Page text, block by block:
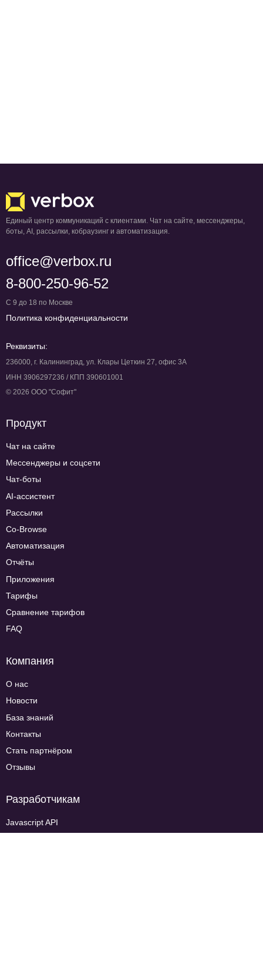
Единый центр коммуникаций с клиентами. Чат на сайте, мессенджеры,
боты, AI, рассылки, кобраузинг и автоматизация.
office@verbox.ru
8-800-250-96-52
С 9 до 18 по Москве
Политика конфиденциальности
Реквизиты:
236000, г. Калининград, ул. Клары Цеткин 27, офис 3А
ИНН 3906297236 / КПП 390601001
© 2026 ООО "Софит"
Продукт
Чат на сайте
Мессенджеры и соцсети
Чат-боты
AI-ассистент
Рассылки
Co-Browse
Автоматизация
Отчёты
Приложения
Тарифы
Сравнение тарифов
FAQ
Компания
О нас
Новости
База знаний
Контакты
Стать партнёром
Отзывы
Разработчикам
Javascript API